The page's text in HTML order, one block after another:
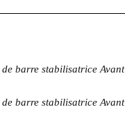
barre stabilisatrice Avant
barre stabilisatrice Avant